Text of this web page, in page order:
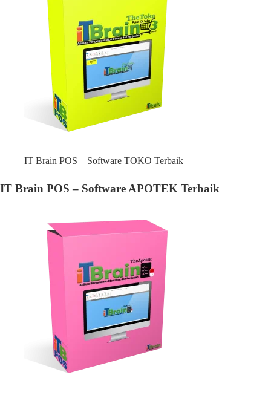
IT Brain POS – Software TOKO Terbaik
IT Brain POS – Software APOTEK Terbaik